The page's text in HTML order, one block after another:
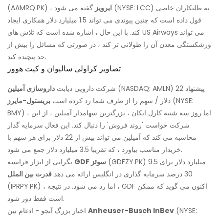
(AAMRQ.PK) ،
ایرویز گفته می شود (NYSE: LCC) به طلبکاران خاصی
قول داده است که چنین پیوندی می تواند 1.5 میلیارد دلار همکاری ایجاد
کند. با این حال ، اشاره شده است که تلاش های US Airways می تواند
ورشکستگی معدن آن را طولانی تر کند ، در صورتی که مسائل را بیش از
حد پیچیده کند.
تصاویر کراولی سالیوان و کیت هوور
شرکت دارویی دیابت داروسازی آمیلین
(NASDAQ: AMLN) پیشنهاد 22
دلار / سهم را از طرف شما رد کرده است بریستول-مایرز
(NYSE:
BMY) ، اما روز سه شنبه کارل ایکان ، بزرگترین سهامدار آمیلین ، از این
شرکت خواست 'روند فروش' را دنبال کند. این فعال سرمایه گذار
محاسبه می کند که آمیلین می تواند بیش از 22 دلار برای هر سهم با
خریدار مناسب بیاورد ، که تقریبا 3.5 میلیارد دلار جمع می شود.
GDF سوئز (GDFZY.PK) 9.5 میلیارد دلار برای
30 درصد سرمایه گذاری در انگلیس ارائه می دهد
قدرت بین الملل
(IPRPY.PK) ، اما رد می شود. در نتیجه ، GDF اکنون می گوید که ممکن
است فقط دور شود.
Anheuser-Busch InBev (NYSE: